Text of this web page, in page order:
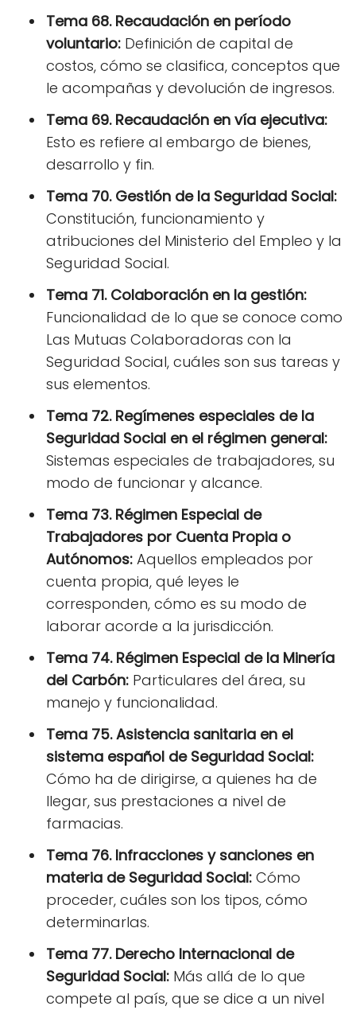
Tema 68. Recaudación en período
voluntario: Definición de capital de
costos, cómo se clasifica, conceptos que
le acompañas y devolución de ingresos.
Tema 69. Recaudación en vía ejecutiva:
Esto es refiere al embargo de bienes,
desarrollo y fin.
Tema 70. Gestión de la Seguridad Social:
Constitución, funcionamiento y
atribuciones del Ministerio del Empleo y la
Seguridad Social.
Tema 71. Colaboración en la gestión:
Funcionalidad de lo que se conoce como
Las Mutuas Colaboradoras con la
Seguridad Social, cuáles son sus tareas y
sus elementos.
Tema 72. Regímenes especiales de la
Seguridad Social en el régimen general:
Sistemas especiales de trabajadores, su
modo de funcionar y alcance.
Tema 73. Régimen Especial de
Trabajadores por Cuenta Propia o
Autónomos: Aquellos empleados por
cuenta propia, qué leyes le
corresponden, cómo es su modo de
laborar acorde a la jurisdicción.
Tema 74. Régimen Especial de la Minería
del Carbón: Particulares del área, su
manejo y funcionalidad.
Tema 75. Asistencia sanitaria en el
sistema español de Seguridad Social:
Cómo ha de dirigirse, a quienes ha de
llegar, sus prestaciones a nivel de
farmacias.
Tema 76. Infracciones y sanciones en
materia de Seguridad Social: Cómo
proceder, cuáles son los tipos, cómo
determinarlas.
Tema 77. Derecho Internacional de
Seguridad Social: Más allá de lo que
compete al país, que se dice a un nivel